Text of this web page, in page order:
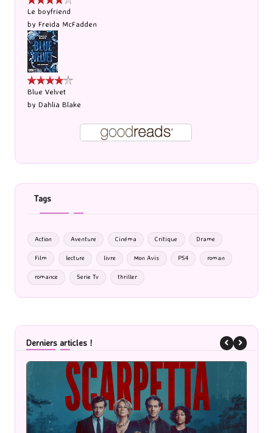
Le boyfriend
by Freida McFadden
Blue Velvet
by Dahlia Blake
Tags
Action Aventure Cinéma Critique Drame
Film lecture livre Mon Avis PS4 roman
romance Serie Tv thriller
Derniers articles !